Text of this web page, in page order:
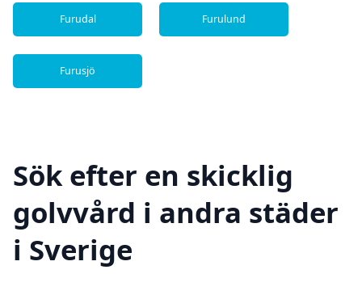
Furudal Furulund
Furusjö
Sök efter en skicklig
golvvård i andra städer
i Sverige